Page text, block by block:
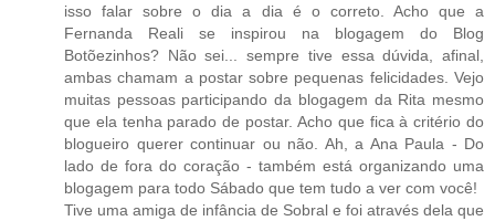
isso falar sobre o dia a dia é o correto. Acho que a
Fernanda Reali se inspirou na blogagem do Blog
Botõezinhos? Não sei... sempre tive essa dúvida, afinal,
ambas chamam a postar sobre pequenas felicidades. Vejo
muitas pessoas participando da blogagem da Rita mesmo
que ela tenha parado de postar. Acho que fica à critério do
blogueiro querer continuar ou não. Ah, a Ana Paula - Do
lado de fora do coração - também está organizando uma
blogagem para todo Sábado que tem tudo a ver com você!
Tive uma amiga de infância de Sobral e foi através dela que